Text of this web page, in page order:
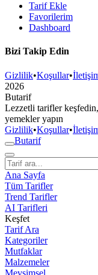
Tarif Ekle
Favorilerim
Dashboard
Bizi Takip Edin
Gizlilik•Koşullar•
2026
Butarif
Lezzetli tarifler keşfedin,
yemekler yapın
Gizlilik•Koşullar•
Butarif
Ana Sayfa
Tüm Tarifler
Trend Tarifler
AI Tarifleri
Keşfet
Tarif Ara
Kategoriler
Mutfaklar
Malzemeler
Mevsimsel